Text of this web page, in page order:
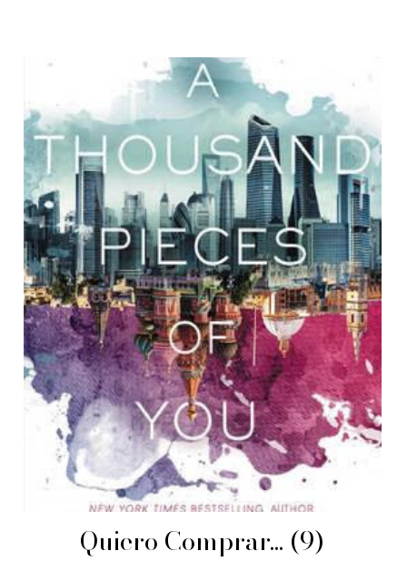
Quiero Comprar... (9)